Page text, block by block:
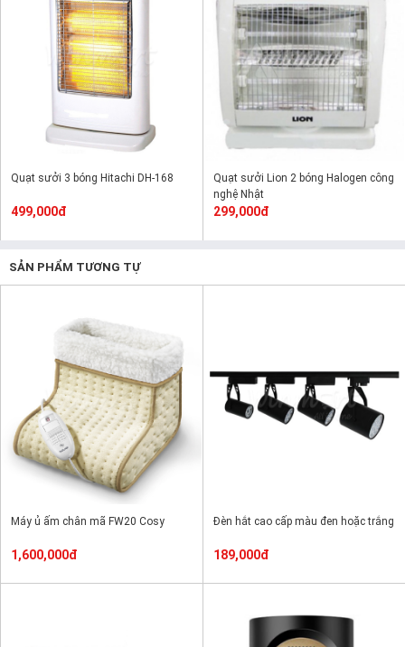
Quạt sưởi 3 bóng Hitachi DH-168
499,000đ
Quạt sưởi Lion 2 bóng Halogen công
nghệ Nhật
299,000đ
SẢN PHẨM TƯƠNG TỰ
Máy ủ ấm chân mã FW20 Cosy
1,600,000đ
Đèn hắt cao cấp màu đen hoặc trắng
189,000đ